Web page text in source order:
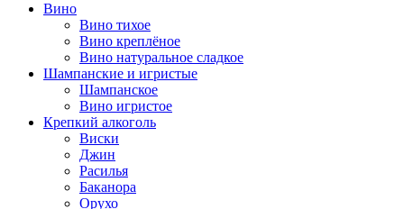
Вино
Вино тихое
Вино креплёное
Вино натуральное сладкое
Шампанские и игристые
Шампанское
Вино игристое
Крепкий алкоголь
Виски
Джин
Расилья
Баканора
Орухо